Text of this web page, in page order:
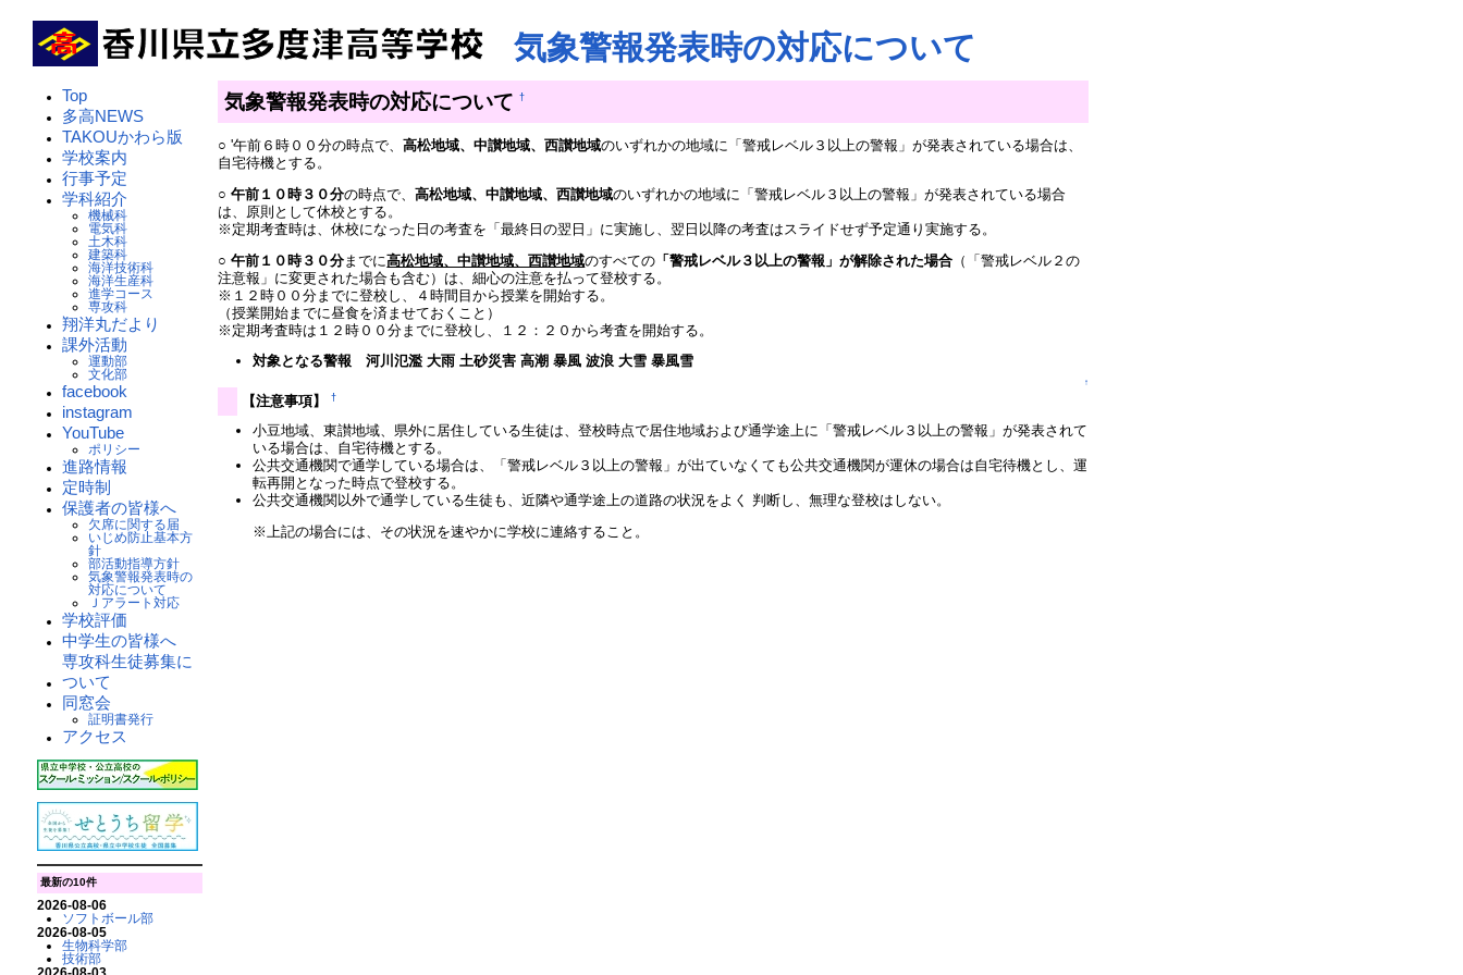
気象警報発表時の対応について
Top
多高NEWS
TAKOUかわら版
学校案内
行事予定
学科紹介
機械科
電気科
土木科
建築科
海洋技術科
海洋生産科
進学コース
専攻科
翔洋丸だより
課外活動
運動部
文化部
facebook
instagram
YouTube
ポリシー
進路情報
定時制
保護者の皆様へ
欠席に関する届
いじめ防止基本方
針
部活動指導方針
気象警報発表時の
対応について
Ｊアラート対応
学校評価
中学生の皆様へ
専攻科生徒募集に
ついて
同窓会
証明書発行
アクセス
最新の10件
2026-08-06
ソフトボール部
2026-08-05
生物科学部
技術部
気象警報発表時の対応について†
○ '午前６時００分の時点で、高松地域、中讃地域、西讃地域のいずれかの地域に「警戒レベル３以上の警報」が発表されている場合は、
自宅待機とする。
○午前１０時３０分の時点で、高松地域、中讃地域、西讃地域のいずれかの地域に「警戒レベル３以上の警報」が発表されている場合
は、原則として休校とする。
※定期考査時は、休校になった日の考査を「最終日の翌日」に実施し、翌日以降の考査はスライドせず予定通り実施する。
○午前１０時３０分までに高松地域、中讃地域、西讃地域のすべての 「警戒レベル３以上の警報」が解除された場合 （「警戒レベル２の
注意報」に変更された場合も含む）は、細心の注意を払って登校する。
※１２時００分までに登校し、４時間目から授業を開始する。
（授業開始までに昼食を済ませておくこと）
※定期考査時は１２時００分までに登校し、１２：２０から考査を開始する。
対象となる警報 河川氾濫 大雨 土砂災害 高潮 暴風 波浪 大雪 暴風雪
↑
【注意事項】†
小豆地域、東讃地域、県外に居住している生徒は、登校時点で居住地域および通学途上に「警戒レベル３以上の警報」が発表されて
いる場合は、自宅待機とする。
公共交通機関で通学している場合は、「警戒レベル３以上の警報」が出ていなくても公共交通機関が運休の場合は自宅待機とし、運
転再開となった時点で登校する。
公共交通機関以外で通学している生徒も、近隣や通学途上の道路の状況をよく 判断し、無理な登校はしない。
※上記の場合には、その状況を速やかに学校に連絡すること。